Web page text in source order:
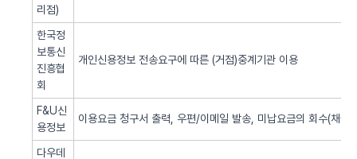
리점)
한국정
보통신
진흥협
회
개인신용정보 전송요구에 따른 (거점)중계기관 이용
F&U신
용정보
이용요금 청구서 출력, 우편/이메일 발송, 미납요금의 회수(채권
다우데